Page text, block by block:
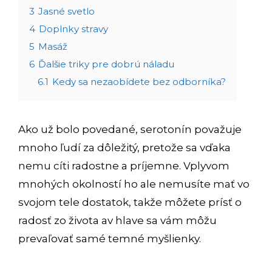
3 Jasné svetlo
4 Doplnky stravy
5 Masáž
6 Ďalšie triky pre dobrú náladu
6.1 Kedy sa nezaobídete bez odborníka?
Ako už bolo povedané, serotonín považuje
mnoho ľudí za dôležitý, pretože sa vďaka
nemu cíti radostne a príjemne. Vplyvom
mnohých okolností ho ale nemusíte mať vo
svojom tele dostatok, takže môžete prísť o
radosť zo života av hlave sa vám môžu
prevaľovať samé temné myšlienky.